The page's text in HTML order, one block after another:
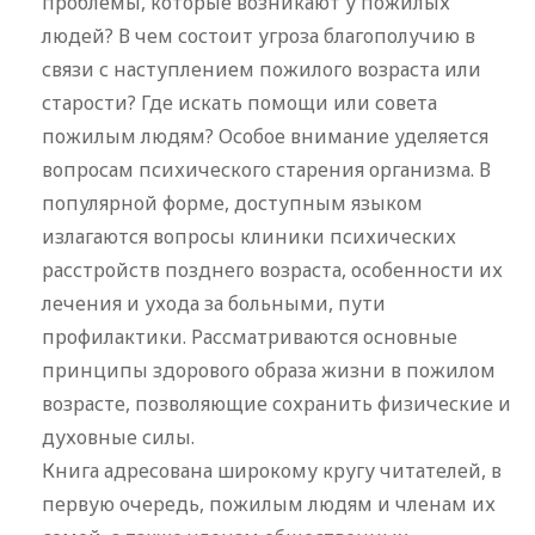
людей? В чем состоит угроза благополучию в
связи с наступлением пожилого возраста или
старости? Где искать помощи или совета
пожилым людям? Особое внимание уделяется
вопросам психического старения организма. В
популярной форме, доступным языком
излагаются вопросы клиники психических
расстройств позднего возраста, особенности их
лечения и ухода за больными, пути
профилактики. Рассматриваются основные
принципы здорового образа жизни в пожилом
возрасте, позволяющие сохранить физические и
духовные силы.
Книга адресована широкому кругу читателей, в
первую очередь, пожилым людям и членам их